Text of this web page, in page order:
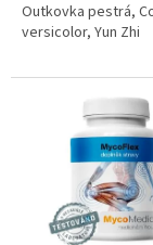
Outkovka pestrá,
versicolor, Yun Zhi